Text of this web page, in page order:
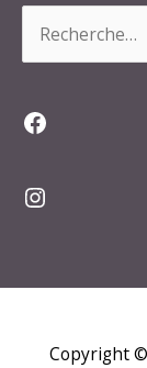
Facebook
Instagram
Copyright